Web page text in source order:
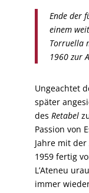
Ende der
einem
Torruella
1960 zur
Ungeachtet
später
des Retabel
Passion von
Jahre mit
1959 fertig
L’Ateneu
immer